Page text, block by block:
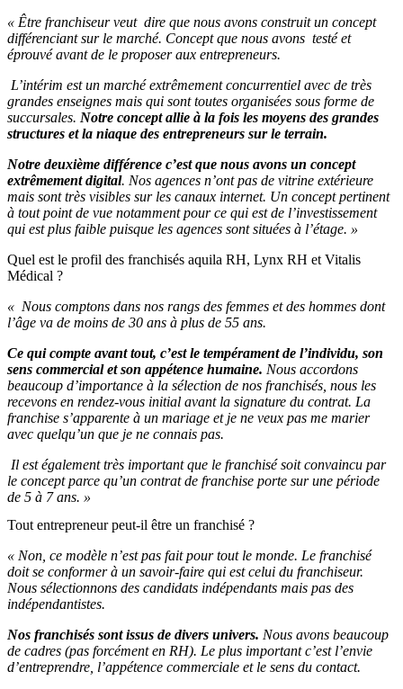
« Être franchiseur veut dire que nous avons construit un concept
différenciant sur le marché. Concept que nous avons testé et
éprouvé avant de le proposer aux entrepreneurs.
L’intérim est un marché extrêmement concurrentiel avec de très
grandes enseignes mais qui sont toutes organisées sous forme de
succursales. Notre concept allie à la fois les moyens des grandes
structures et la niaque des entrepreneurs sur le terrain.
Notre deuxième différence c’est que nous avons un concept
extrêmement digital. Nos agences n’ont pas de vitrine extérieure
mais sont très visibles sur les canaux internet. Un concept pertinent
à tout point de vue notamment pour ce qui est de l’investissement
qui est plus faible puisque les agences sont situées à l’étage. »
Quel est le profil des franchisés aquila RH, Lynx RH et Vitalis
Médical ?
« Nous comptons dans nos rangs des femmes et des hommes dont
l’âge va de moins de 30 ans à plus de 55 ans.
Ce qui compte avant tout, c’est le tempérament de l’individu, son
sens commercial et son appétence humaine. Nous accordons
beaucoup d’importance à la sélection de nos franchisés, nous les
recevons en rendez-vous initial avant la signature du contrat. La
franchise s’apparente à un mariage et je ne veux pas me marier
avec quelqu’un que je ne connais pas.
Il est également très important que le franchisé soit convaincu par
le concept parce qu’un contrat de franchise porte sur une période
de 5 à 7 ans. »
Tout entrepreneur peut-il être un franchisé ?
« Non, ce modèle n’est pas fait pour tout le monde. Le franchisé
doit se conformer à un savoir-faire qui est celui du franchiseur.
Nous sélectionnons des candidats indépendants mais pas des
indépendantistes.
Nos franchisés sont issus de divers univers. Nous avons beaucoup
de cadres (pas forcément en RH). Le plus important c’est l’envie
d’entreprendre, l’appétence commerciale et le sens du contact.